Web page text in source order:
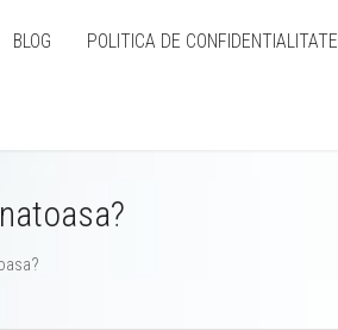
BLOG POLITICA DE CONFIDENTIALITATE